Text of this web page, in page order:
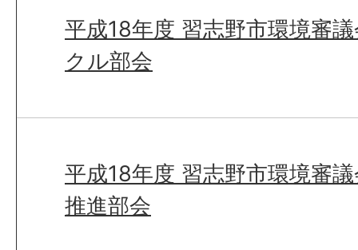
平成18年度 習志野市環境審
クル部会
平成18年度 習志野市環境審
推進部会